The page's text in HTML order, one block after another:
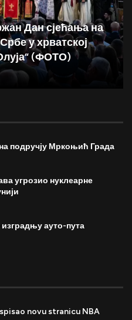
Дан сјећања на
у хрватској
(ФОТО)
подручју Мркоњић Града
угрозио нуклеарне
ауто-пута
novu stranicu NBA